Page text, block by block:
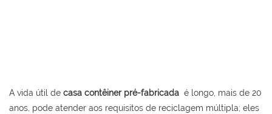
A vida útil de casa contêiner pré-fabricada é longo, mais de 20
anos, pode atender aos requisitos de reciclagem múltipla; eles